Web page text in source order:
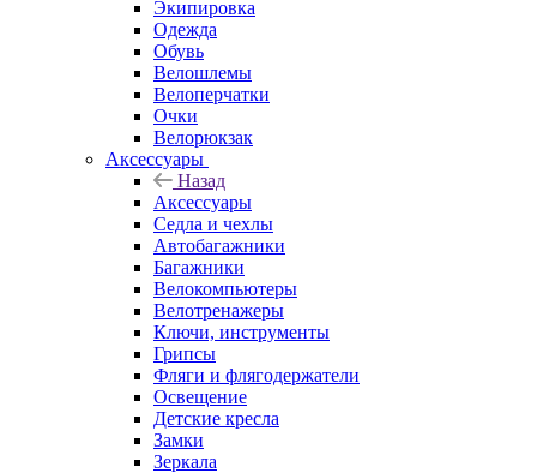
Экипировка
Одежда
Обувь
Велошлемы
Велоперчатки
Очки
Велорюкзак
Аксессуары
Назад
Аксессуары
Седла и чехлы
Автобагажники
Багажники
Велокомпьютеры
Велотренажеры
Ключи, инструменты
Грипсы
Фляги и флягодержатели
Освещение
Детские кресла
Замки
Зеркала